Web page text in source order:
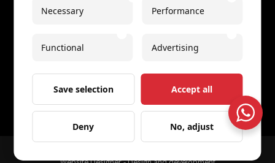
+43 67761612322
Spaces Icon Tower at Hauptbahnhof
Imprint
Necessary Performance
Functional Advertising
Save selection Accept all
Deny No, adjust